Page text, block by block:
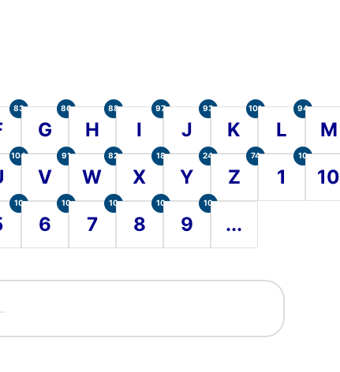
83
G
86
H
88
I
97
J
93
K
101
L
94
M
104
V
91
W
82
X
18
Y
24
Z
74
1
10
10
10
6
10
7
10
8
10
9
10
...